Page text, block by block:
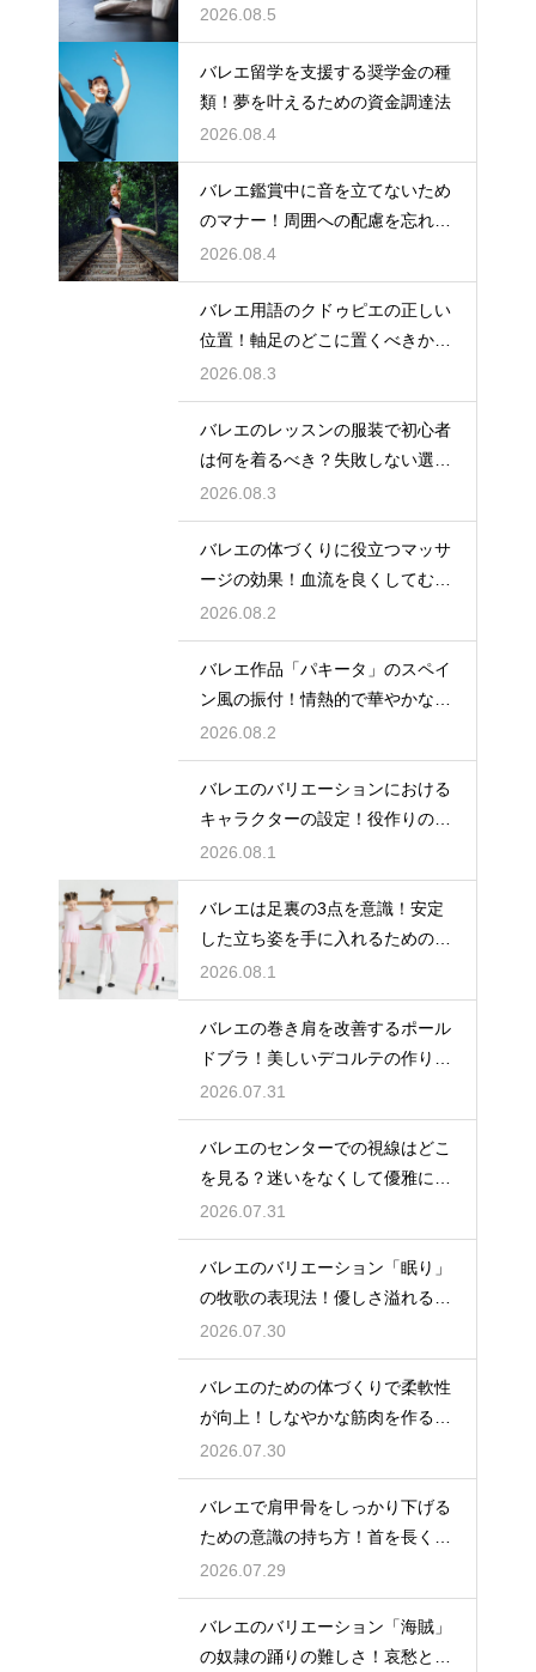
ぎ健康に
2026.08.5
バレエ留学を支援する奨学金の種
類！夢を叶えるための資金調達法
2026.08.4
バレエ鑑賞中に音を立てないため
のマナー！周囲への配慮を忘れず
に
2026.08.4
バレエ用語のクドゥピエの正しい
位置！軸足のどこに置くべきかを
徹底解説
2026.08.3
バレエのレッスンの服装で初心者
は何を着るべき？失敗しない選び
方
2026.08.3
バレエの体づくりに役立つマッサ
ージの効果！血流を良くしてむく
みスッキリ
2026.08.2
バレエ作品「パキータ」のスペイ
ン風の振付！情熱的で華やかな舞
台の魅力
2026.08.2
バレエのバリエーションにおける
キャラクターの設定！役作りの重
要性
2026.08.1
バレエは足裏の3点を意識！安定
した立ち姿を手に入れるための秘
訣
2026.08.1
バレエの巻き肩を改善するポール
ドブラ！美しいデコルテの作り方
とは
2026.07.31
バレエのセンターでの視線はどこ
を見る？迷いをなくして優雅に踊
る
2026.07.31
バレエのバリエーション「眠り」
の牧歌の表現法！優しさ溢れる踊
り
2026.07.30
バレエのための体づくりで柔軟性
が向上！しなやかな筋肉を作る毎
日の新習慣
2026.07.30
バレエで肩甲骨をしっかり下げる
ための意識の持ち方！首を長く見
せる
2026.07.29
バレエのバリエーション「海賊」
の奴隷の踊りの難しさ！哀愁とテ